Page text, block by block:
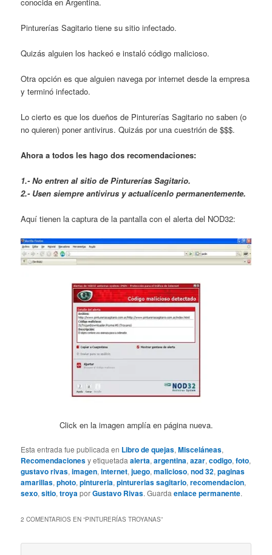
Pinturerías Sagitario tiene su sitio infectado.
Quizás alguien los hackeó e instaló código malicioso.
Otra opción es que alguien navega por internet desde la empresa
y terminó infectado.
Lo cierto es que los dueños de Pinturerías Sagitario no saben (o
no quieren) poner antivirus. Quizás por una cuestrión de $$$.
Ahora a todos les hago dos recomendaciones:
1.- No entren al sitio de Pinturerías Sagitario.
2.- Usen siempre antivirus y actualícenlo permanentemente.
Aquí tienen la captura de la pantalla con el alerta del NOD32:
Click en la imagen amplía en página nueva.
Esta entrada fue publicada en Libro de quejas,Misceláneas,
Recomendacionesy etiquetadaalerta,argentina,azar,codigo,foto,
gustavo rivas,imagen,internet,juego,malicioso,nod 32,paginas
amarillas,photo,pintureria,pinturerias sagitario,recomendacion,
sexo,sitio,troyaporGustavo Rivas. Guardaenlace permanente.
2 COMENTARIOS EN “PINTURERÍAS TROYANAS”